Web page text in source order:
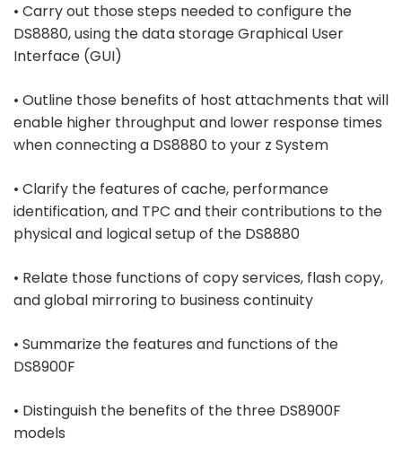
• Carry out those steps needed to configure the
DS8880, using the data storage Graphical User
Interface (GUI)
• Outline those benefits of host attachments that will
enable higher throughput and lower response times
when connecting a DS8880 to your z System
• Clarify the features of cache, performance
identification, and TPC and their contributions to the
physical and logical setup of the DS8880
• Relate those functions of copy services, flash copy,
and global mirroring to business continuity
• Summarize the features and functions of the
DS8900F
• Distinguish the benefits of the three DS8900F
models